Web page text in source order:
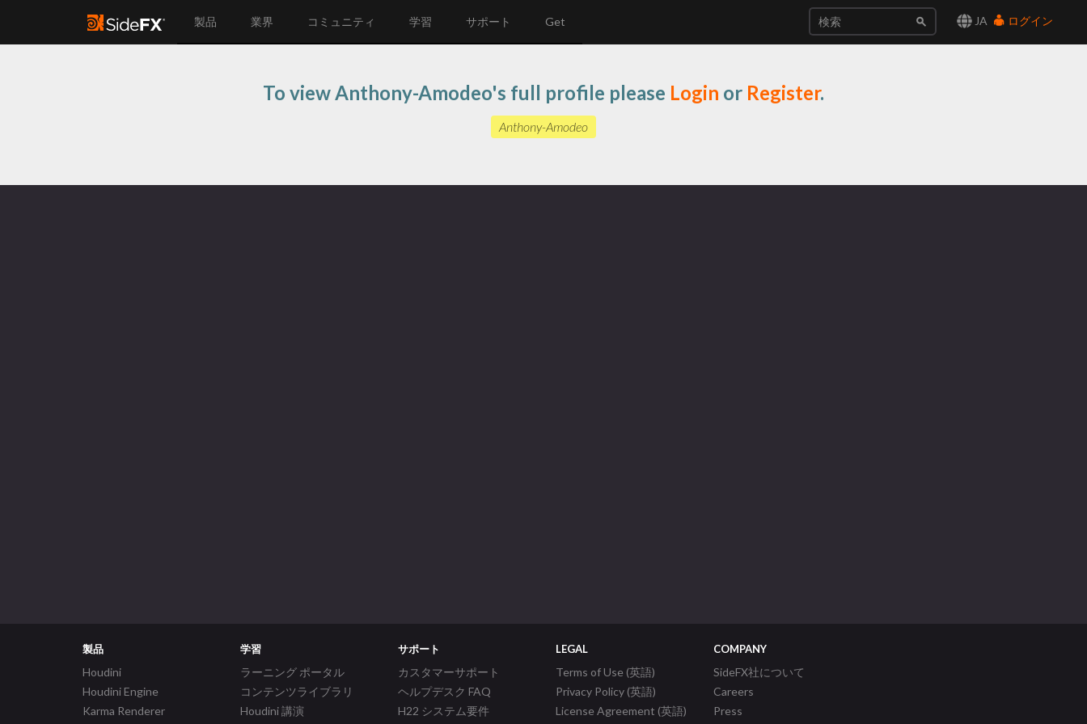
JA ログイン
製品 業界 コミュニティ 学習 サポート Get
To view Anthony-Amodeo's full profile please Login or Register.
Anthony-Amodeo
製品
Houdini
Houdini Engine
Karma Renderer
学習
ラーニング ポータル
コンテンツライブラリ
Houdini 講演
サポート
カスタマーサポート
ヘルプデスク FAQ
H22 システム要件
LEGAL
Terms of Use (英語)
Privacy Policy (英語)
License Agreement (英語)
COMPANY
SideFX社について
Careers
Press